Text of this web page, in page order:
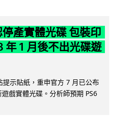
產實體光碟 包裝印
1 月後不出光碟遊
示貼紙，重申官方 7 月已公布
戲實體光碟。分析師預期 PS6